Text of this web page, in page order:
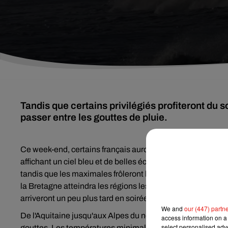
Tandis que certains privilégiés profiteront du
passer entre les gouttes de pluie.
Ce week-end, certains français auront plus de chance
affichant un ciel bleu et de belles éclaircies. Les
tandis que les maximales frôleront les 22°C dans le Sud-
la Bretagne atteindra les régions les plus à l'Ouest avant
arriveront un peu plus tard en soirée.
De l'Aquitaine jusqu'aux Alpes du nord, les passages
We and our (447)
access information on